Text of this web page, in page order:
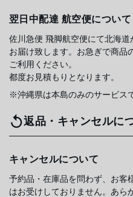
翌日中配達 航空便について
佐川急便 飛脚航空便にて北海
お届け致します。お急ぎで商品
ご利用ください。
都度お見積もりとなります。
※沖縄県は本島のみのサービス
返品・キャンセルに
キャンセルについて
予約品・在庫品を問わず、お客
はお受けしておりません。あら